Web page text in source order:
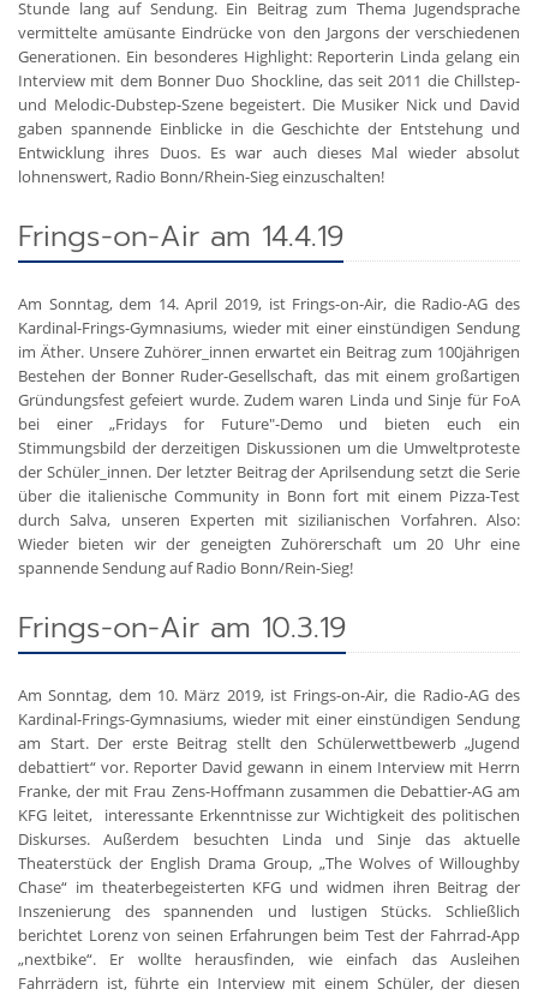
Stunde lang auf Sendung. Ein Beitrag zum Thema Jugendsprache
vermittelte amüsante Eindrücke von den Jargons der verschiedenen
Generationen. Ein besonderes Highlight: Reporterin Linda gelang ein
Interview mit dem Bonner Duo Shockline, das seit 2011 die Chillstep-
und Melodic-Dubstep-Szene begeistert. Die Musiker Nick und David
gaben spannende Einblicke in die Geschichte der Entstehung und
Entwicklung ihres Duos. Es war auch dieses Mal wieder absolut
lohnenswert, Radio Bonn/Rhein-Sieg einzuschalten!
Frings-on-Air am 14.4.19
Am Sonntag, dem 14. April 2019, ist Frings-on-Air, die Radio-AG des
Kardinal-Frings-Gymnasiums, wieder mit einer einstündigen Sendung
im Äther. Unsere Zuhörer_innen erwartet ein Beitrag zum 100jährigen
Bestehen der Bonner Ruder-Gesellschaft, das mit einem großartigen
Gründungsfest gefeiert wurde. Zudem waren Linda und Sinje für FoA
bei einer „Fridays for Future"-Demo und bieten euch ein
Stimmungsbild der derzeitigen Diskussionen um die Umweltproteste
der Schüler_innen. Der letzter Beitrag der Aprilsendung setzt die Serie
über die italienische Community in Bonn fort mit einem Pizza-Test
durch Salva, unseren Experten mit sizilianischen Vorfahren. Also:
Wieder bieten wir der geneigten Zuhörerschaft um 20 Uhr eine
spannende Sendung auf Radio Bonn/Rein-Sieg!
Frings-on-Air am 10.3.19
Am Sonntag, dem 10. März 2019, ist Frings-on-Air, die Radio-AG des
Kardinal-Frings-Gymnasiums, wieder mit einer einstündigen Sendung
am Start. Der erste Beitrag stellt den Schülerwettbewerb „Jugend
debattiert“ vor. Reporter David gewann in einem Interview mit Herrn
Franke, der mit Frau Zens-Hoffmann zusammen die Debattier-AG am
KFG leitet, interessante Erkenntnisse zur Wichtigkeit des politischen
Diskurses. Außerdem besuchten Linda und Sinje das aktuelle
Theaterstück der English Drama Group, „The Wolves of Willoughby
Chase“ im theaterbegeisterten KFG und widmen ihren Beitrag der
Inszenierung des spannenden und lustigen Stücks. Schließlich
berichtet Lorenz von seinen Erfahrungen beim Test der Fahrrad-App
„nextbike“. Er wollte herausfinden, wie einfach das Ausleihen
Fahrrädern ist, führte ein Interview mit einem Schüler, der diesen